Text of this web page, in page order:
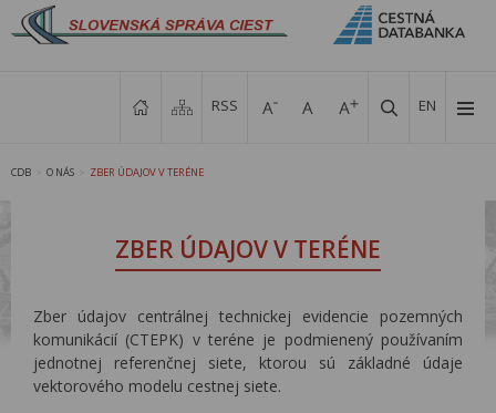
EN
RSS
CDB O NÁS ZBER ÚDAJOV V TERÉNE
ZBER ÚDAJOV V TERÉNE
Zber údajov centrálnej technickej evidencie pozemných
komunikácií (CTEPK) v teréne je podmienený používaním
jednotnej referenčnej siete, ktorou sú základné údaje
vektorového modelu cestnej siete.